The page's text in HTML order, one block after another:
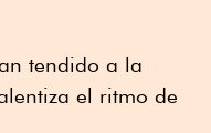
tendido a la
el ritmo de